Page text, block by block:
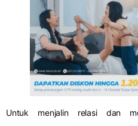
Untuk menjalin relasi dan